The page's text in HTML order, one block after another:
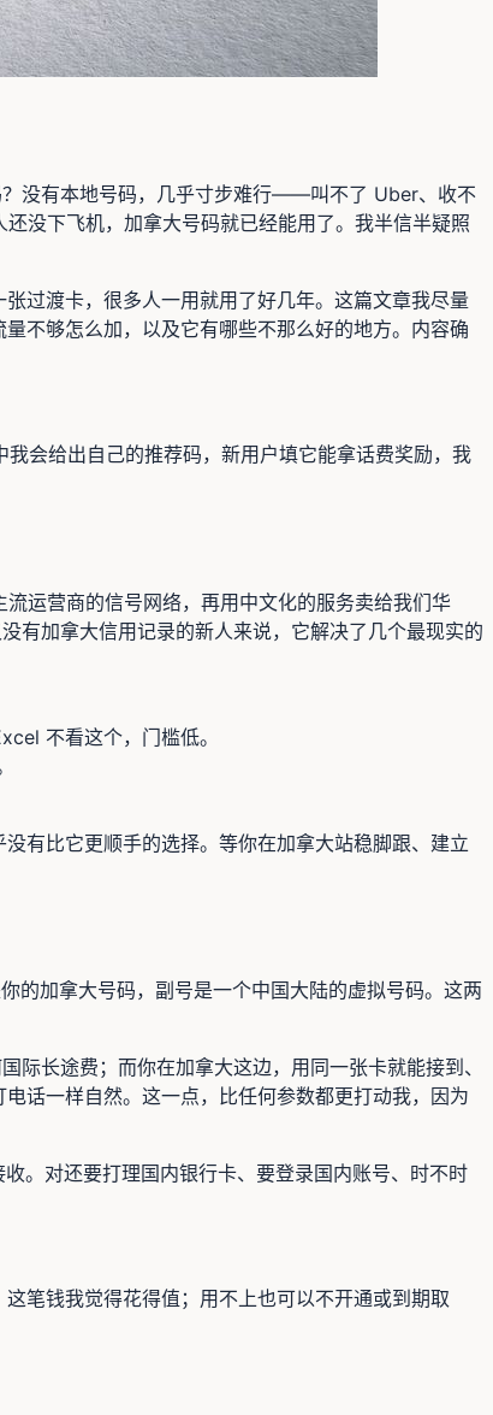
？没有本地号码，几乎寸步难行——叫不了 Uber、收不
没下飞机，加拿大号码就已经能用了。我半信半疑照
过渡卡，很多人一用就用了好几年。这篇文章我尽量
不够怎么加，以及它有哪些不那么好的地方。内容确
会给出自己的推荐码，新用户填它能拿话费奖励，我
运营商的信号网络，再用中文化的服务卖给我们华
有加拿大信用记录的新人来说，它解决了几个最现实的
不看这个，门槛低。
有比它更顺手的选择。等你在加拿大站稳脚跟、建立
加拿大号码，副号是一个中国大陆的虚拟号码。这两
长途费；而你在加拿大这边，用同一张卡就能接到、
话一样自然。这一点，比任何参数都更打动我，因为
。对还要打理国内银行卡、要登录国内账号、时不时
笔钱我觉得花得值；用不上也可以不开通或到期取